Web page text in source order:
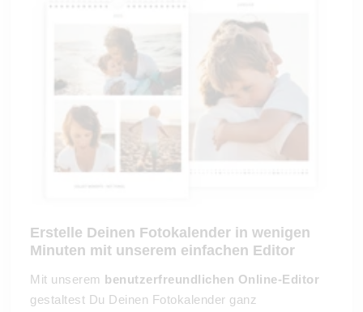
Erstelle Deinen Fotokalender in wenigen
Minuten mit unserem einfachen Editor
Mit unserem benutzerfreundlichen Online-Editor
gestaltest Du Deinen Fotokalender ganz